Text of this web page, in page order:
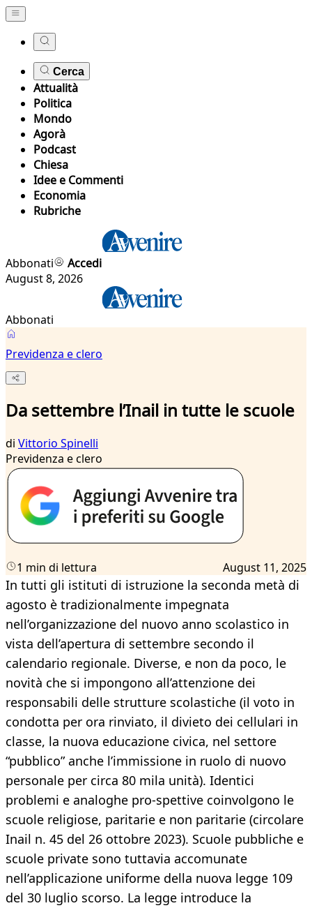
Cerca
Attualità
Politica
Mondo
Agorà
Podcast
Chiesa
Idee e Commenti
Economia
Rubriche
Abbonati
Accedi
August 8, 2026
Abbonati
Previdenza e clero
Da settembre l’Inail in tutte le scuole
di Vittorio Spinelli
Previdenza e clero
1 min di lettura August 11, 2025
In tutti gli istituti di istruzione la seconda metà di
agosto è tradizionalmente impegnata
nell’organizzazione del nuovo anno scolastico in
vista dell’apertura di settembre secondo il
calendario regionale. Diverse, e non da poco, le
novità che si impongono all’attenzione dei
responsabili delle strutture scolastiche (il voto in
condotta per ora rinviato, il divieto dei cellulari in
classe, la nuova educazione civica, nel settore
“pubblico” anche l’immissione in ruolo di nuovo
personale per circa 80 mila unità). Identici
problemi e analoghe pro-spettive coinvolgono le
scuole religiose, paritarie e non paritarie (circolare
Inail n. 45 del 26 ottobre 2023). Scuole pubbliche e
scuole private sono tuttavia accomunate
nell’applicazione uniforme della nuova legge 109
del 30 luglio scorso. La legge introduce la